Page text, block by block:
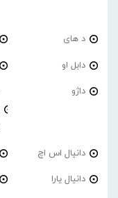
د های
دابل او
داژو
دانیال اس اچ
دانیال یارا